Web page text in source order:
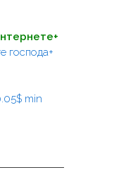
господа+
min